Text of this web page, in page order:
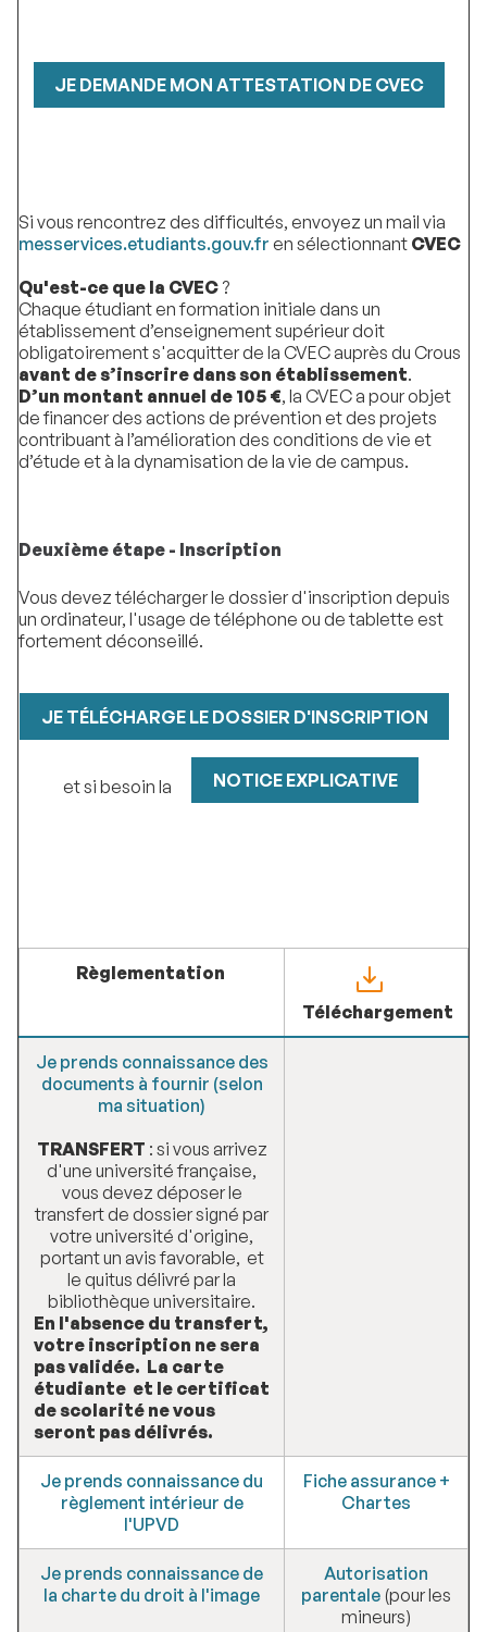
JE DEMANDE MON ATTESTATION DE CVEC
Si vous rencontrez des difficultés, envoyez un mail via
messervices.etudiants.gouv.fr en sélectionnant CVEC
Qu'est-ce que la CVEC ?
Chaque étudiant en formation initiale dans un
établissement d’enseignement supérieur doit
obligatoirement s'acquitter de la CVEC auprès du Crous
avant de s’inscrire dans son établissement.
D’un montant annuel de 105 €, la CVEC a pour objet
de financer des actions de prévention et des projets
contribuant à l’amélioration des conditions de vie et
d’étude et à la dynamisation de la vie de campus.
Deuxième étape - Inscription
Vous devez télécharger le dossier d'inscription depuis
un ordinateur, l'usage de téléphone ou de tablette est
fortement déconseillé.
JE TÉLÉCHARGE LE DOSSIER D'INSCRIPTION
et si besoin la NOTICE EXPLICATIVE
Règlementation
Téléchargement
Je prends connaissance des
documents à fournir (selon
ma situation)
TRANSFERT : si vous arrivez
d'une université française,
vous devez déposer le
transfert de dossier signé par
votre université d'origine,
portant un avis favorable, et
le quitus délivré par la
bibliothèque universitaire.
En l'absence du transfert,
votre inscription ne sera
pas validée. La carte
étudiante et le certificat
de scolarité ne vous
seront pas délivrés.
Je prends connaissance du
règlement intérieur de
l'UPVD
Fiche assurance +
Chartes
Je prends connaissance de
la charte du droit à l'image
Autorisation
parentale (pour les
mineurs)